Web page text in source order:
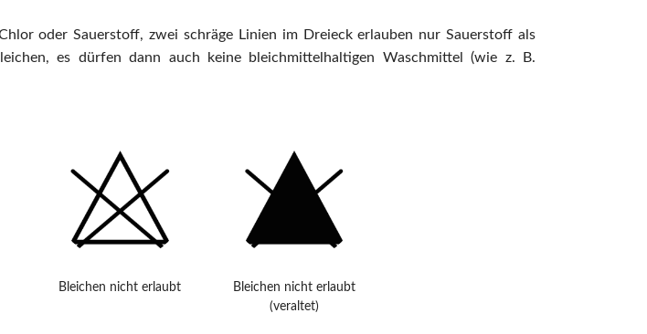
oder Sauerstoff, zwei schräge Linien im Dreieck erlauben nur Sauerstoff als
es dürfen dann auch keine bleichmittelhaltigen Waschmittel (wie z. B.
Bleichen nicht erlaubt
Bleichen nicht erlaubt
(veraltet)